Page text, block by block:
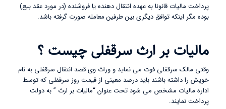
پرداخت مالیات قانونا به عهده انتقال دهنده یا فروشنده (در مورد عقد بیع)
بوده مگر اینکه توافق دیگری بین طرفین معامله صورت گرفته باشد.
مالیات بر ارث سرقفلی چیست ؟
وقتی مالک سرقفلی فوت می نماید و وراث وی قصد انتقال سرقفلی به نام
خویش را داشته باشند باید درصد معینی از قیمت روز سرقفلی که توسط
اداره مالیات مشخص می شود تحت عنوان “مالیات بر ارث ” به دولت
پرداخت نمایند.